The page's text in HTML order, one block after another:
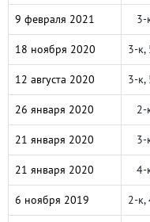
9 февраля 2021 3-
18 ноября 2020 3-к,
12 августа 2020 3-к,
26 января 2020 2-
21 января 2020 3-
21 января 2020 4-
6 ноября 2019 2-к,